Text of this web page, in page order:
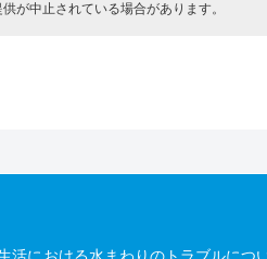
が中止されている場合があります。